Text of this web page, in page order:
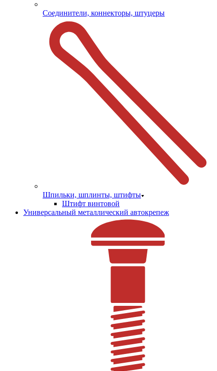
Соединители, коннекторы, штуцеры
Шпильки, шплинты, штифты
Штифт винтовой
Универсальный металлический автокрепеж